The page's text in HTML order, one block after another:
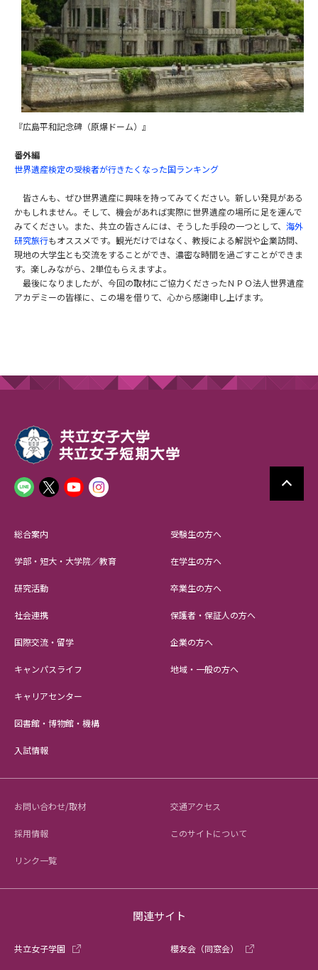
『広島平和記念碑（原爆ドーム）』
番外編
世界遺産検定の受検者が行きたくなった国ランキング
皆さんも、ぜひ世界遺産に興味を持ってみてください。新しい発見がある
かもしれません。そして、機会があれば実際に世界遺産の場所に足を運んで
みてください。また、共立の皆さんには、そうした手段の一つとして、 海外
研究旅行もオススメです。観光だけではなく、教授による解説や企業訪問、
現地の大学生とも交流をすることができ、濃密な時間を過ごすことができま
す。楽しみながら、2単位もらえますよ。
最後になりましたが、今回の取材にご協力くださったＮＰＯ法人世界遺産
アカデミーの皆様に、この場を借りて、心から感謝申し上げます。
総合案内
学部・短大・大学院／教育
研究活動
社会連携
国際交流・留学
キャンパスライフ
キャリアセンター
図書館・博物館・機構
入試情報
受験生の方へ
在学生の方へ
卒業生の方へ
保護者・保証人の方へ
企業の方へ
地域・一般の方へ
お問い合わせ/取材 交通アクセス
採用情報 このサイトについて
リンク一覧
関連サイト
共立女子学園 櫻友会（同窓会）